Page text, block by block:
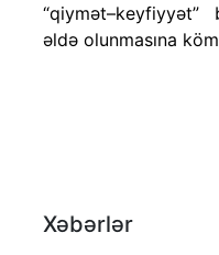
“qiymət–keyfiyyət”
əldə olunmasına
Xəbərlər